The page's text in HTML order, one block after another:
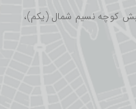
نبش کوچه نسیم شمال (یکم)،